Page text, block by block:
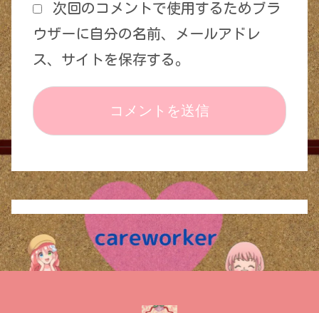
次回のコメントで使用するためブラ
ウザーに自分の名前、メールアドレ
ス、サイトを保存する。